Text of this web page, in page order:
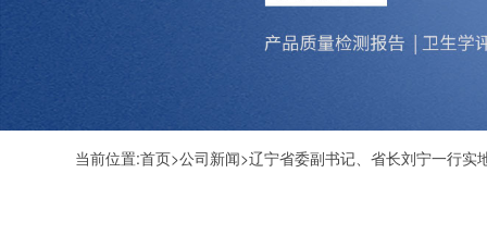
当前位置:首页>公司新闻>辽宁省委副书记、省长刘宁一行实